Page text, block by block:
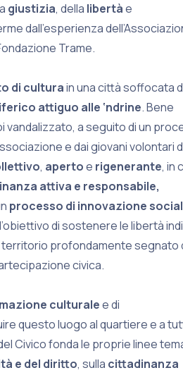
giustizia, della libertàe
dall’esperienza
Trame.
di culturain una città soffocata
attiguo alle ‘ndrine. Bene
vandalizzato, a seguito di un
e dai giovani volontari
, apertoe rigenerante, in
attiva e responsabile,
processo di innovazione
di sostenere le libertà
profondamente segnato
civica.
culturalee di
questo luogo al quartiere e a
Civico fonda le proprie linee
e del diritto, sulla cittadinanza